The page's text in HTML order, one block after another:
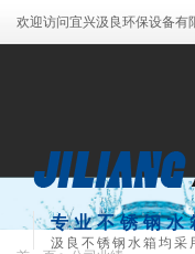
欢迎访问宜兴汲良环保设备有
专业不锈钢水
汲良不锈钢水箱均采